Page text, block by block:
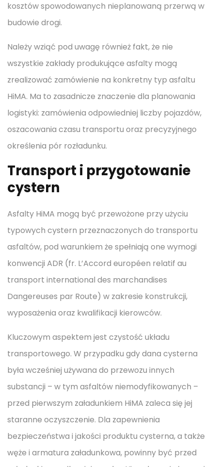
kosztów spowodowanych nieplanowaną przerwą w
budowie drogi.
Należy wziąć pod uwagę również fakt, że nie
wszystkie zakłady produkujące asfalty mogą
zrealizować zamówienie na konkretny typ asfaltu
HiMA. Ma to zasadnicze znaczenie dla planowania
logistyki: zamówienia odpowiedniej liczby pojazdów,
oszacowania czasu transportu oraz precyzyjnego
określenia pór rozładunku.
Transport i przygotowanie
cystern
Asfalty HiMA mogą być przewożone przy użyciu
typowych cystern przeznaczonych do transportu
asfaltów, pod warunkiem że spełniają one wymogi
konwencji ADR (fr. L’Accord européen relatif au
transport international des marchandises
Dangereuses par Route) w zakresie konstrukcji,
wyposażenia oraz kwalifikacji kierowców.
Kluczowym aspektem jest czystość układu
transportowego. W przypadku gdy dana cysterna
była wcześniej używana do przewozu innych
substancji – w tym asfaltów niemodyfikowanych –
przed pierwszym załadunkiem HiMA zaleca się jej
staranne oczyszczenie. Dla zapewnienia
bezpieczeństwa i jakości produktu cysterna, a także
węże i armatura załadunkowa, powinny być przed